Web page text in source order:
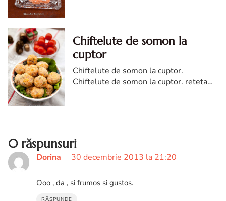
Chiftelute de somon la
cuptor
Chiftelute de somon la cuptor.
Chiftelute de somon la cuptor. reteta
0 răspunsuri
Dorina 30 decembrie 2013 la 21:20
Ooo , da , si frumos si gustos.
RĂSPUNDE